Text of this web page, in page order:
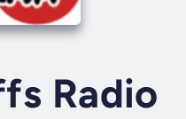
Radio